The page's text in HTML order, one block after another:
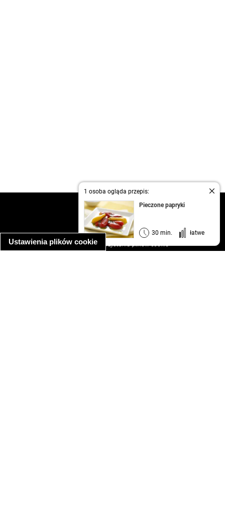
Ustawienia plików cookie
1 osoba ogląda przepis:
Pieczone papryki
30 min. łatwe
kontakt
regulamin
informacja o prywatności
informacja o wykorzystaniu plików cookie